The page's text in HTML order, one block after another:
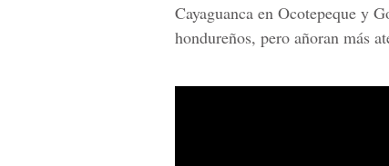
Cayaguanca en Ocotepeque y
hondureños, pero añoran más